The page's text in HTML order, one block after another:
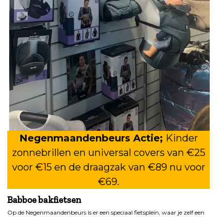
Negenmaandenbeurs Actie; Kinder
zonnebrillen en universal covers van €25
voor €15 en de draagzak van €89 nu voor
€69.
Babboe bakfietsen
Op de Negenmaandenbeurs is er een speciaal fietsplein, waar je zelf een